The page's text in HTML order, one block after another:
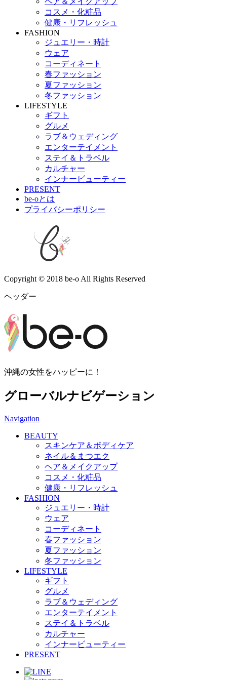
コスメ・化粧品
健康・リフレッシュ
FASHION
ジュエリー・時計
ウェア
コーディネート
春ファッション
夏ファッション
冬ファッション
LIFESTYLE
ギフト
グルメ
ラブ＆ウェディング
エンターテイメント
ステイ＆トラベル
カルチャー
インナービューティー
PRESENT
be-oとは
プライバシーポリシー
Copyright © 2018 be-o All Rights Reserved
ヘッダー
沖縄の女性をハッピーに！
グローバルナビゲーション
Navigation
BEAUTY
スキンケア＆ボディケア
ネイル＆まつエク
ヘア＆メイクアップ
コスメ・化粧品
健康・リフレッシュ
FASHION
ジュエリー・時計
ウェア
コーディネート
春ファッション
夏ファッション
冬ファッション
LIFESTYLE
ギフト
グルメ
ラブ＆ウェディング
エンターテイメント
ステイ＆トラベル
カルチャー
インナービューティー
PRESENT